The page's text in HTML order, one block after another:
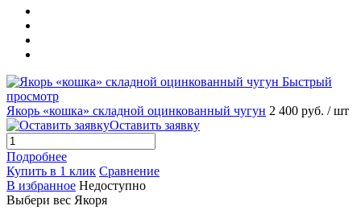
Быстрый
просмотр
Якорь «кошка» складной оцинкованный чугун 2 400 руб. / шт
Оставить заявку
Подробнее
Купить в 1 клик Сравнение
В избранное Недоступно
Выбери вес Якоря